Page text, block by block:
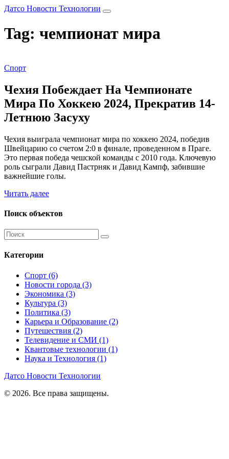
Датсо Новости Технологии
Tag: чемпионат мира
Спорт
Чехия Побеждает На Чемпионате
Мира По Хоккею 2024, Прекратив 14-
Летнюю Засуху
Чехия выиграла чемпионат мира по хоккею 2024, победив
Швейцарию со счетом 2:0 в финале, проведенном в Праге.
Это первая победа чешской команды с 2010 года. Ключевую
роль сыграли Давид Пастрняк и Давид Кампф, забившие
важнейшие голы.
Читать далее
Поиск объектов
Категории
Спорт (6)
Новости города (3)
Экономика (3)
Культура (3)
Политика (3)
Карьера и Образование (2)
Путешествия (2)
Телевидение и СМИ (1)
Квантовые технологии (1)
Наука и Технология (1)
Датсо Новости Технологии
© 2026. Все права защищены.